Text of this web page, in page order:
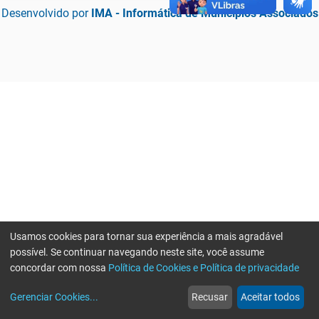
Desenvolvido por IMA - Informática de Municípios Associados
web
Notícias
more_horiz
Mais
Usamos cookies para tornar sua experiência a mais agradável
possível. Se continuar navegando neste site, você assume
concordar com nossa Política de Cookies e Política de privacidade
Gerenciar Cookies... Recusar Aceitar todos
Erro ao enviar informações, por favor tente novamente